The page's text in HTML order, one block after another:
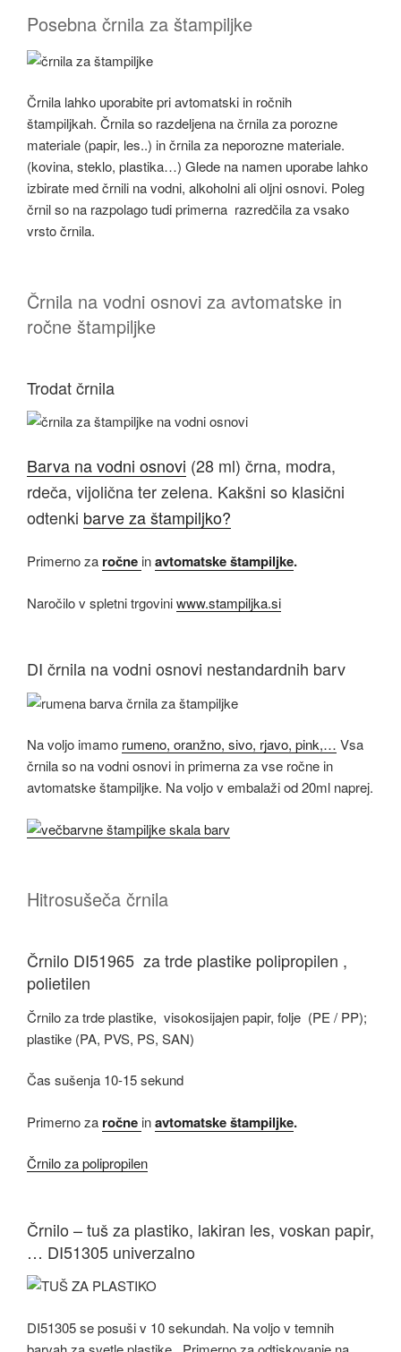
Posebna črnila za štampiljke
Črnila lahko uporabite pri avtomatski in ročnih
štampiljkah. Črnila so razdeljena na črnila za porozne
materiale (papir, les..) in črnila za neporozne materiale.
(kovina, steklo, plastika…) Glede na namen uporabe lahko
izbirate med črnili na vodni, alkoholni ali oljni osnovi. Poleg
črnil so na razpolago tudi primerna razredčila za vsako
vrsto črnila.
Črnila na vodni osnovi za avtomatske in
ročne štampiljke
Trodat črnila
Barva na vodni osnovi (28 ml) črna, modra,
rdeča, vijolična ter zelena. Kakšni so klasični
odtenki barve za štampiljko?
Primerno za ročne inavtomatske štampiljke.
Naročilo v spletni trgoviniwww.stampiljka.si
DI črnila na vodni osnovi nestandardnih barv
Na voljo imamo rumeno, oranžno, sivo, rjavo, pink,… Vsa
črnila so na vodni osnovi in primerna za vse ročne in
avtomatske štampiljke. Na voljo v embalaži od 20ml naprej.
Hitrosušeča črnila
Črnilo DI51965 za trde plastike polipropilen ,
polietilen
Črnilo za trde plastike, visokosijajen papir, folje (PE / PP);
plastike (PA, PVS, PS, SAN)
Čas sušenja 10-15 sekund
Primerno za ročne inavtomatske štampiljke.
Črnilo za polipropilen
Črnilo – tuš za plastiko, lakiran les, voskan papir,
… DI51305 univerzalno
DI51305 se posuši v 10 sekundah. Na voljo v temnih